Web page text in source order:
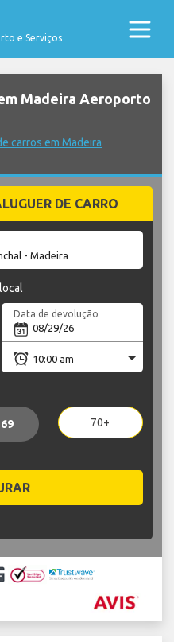
e Serviços
Madeira Aeroporto
carros em Madeira
DE CARRO
Data de devolução
70+